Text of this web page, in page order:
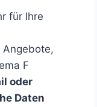
für Ihre
Angebote,
F
oder
Daten